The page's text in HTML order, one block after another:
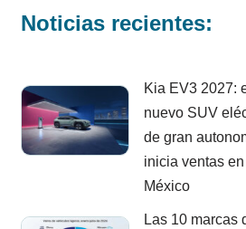
Noticias recientes:
Kia EV3 2027:
nuevo SUV
de gran
inicia ventas en
México
Las 10 marcas